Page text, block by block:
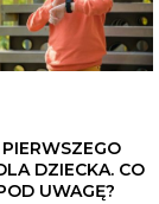
DZIECKA. CO
UWAGĘ?